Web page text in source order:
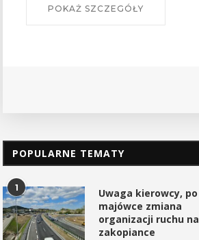
POPULARNE TEMATY
1
Uwaga kierowcy, po
majówce zmiana
organizacji ruchu na
zakopiance